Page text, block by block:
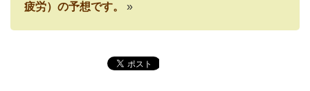
疲労）の予想です。
»